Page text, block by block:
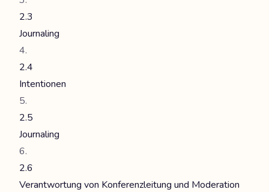
2.3
Journaling
2.4
Intentionen
2.5
Journaling
2.6
Verantwortung von Konferenzleitung und Moderation